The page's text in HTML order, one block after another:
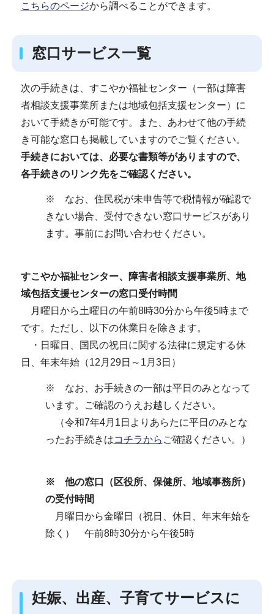
こちらのページから調べることができます。
窓口サービス一覧
次の手続きは、すこやか福祉センター（一部は障害
者相談支援事業所または地域包括支援センター）に
おいて手続きが可能です。また、あわせて他の手続
き可能な窓口も掲載していますのでご覧ください。
手続きにおいては、必要な書類等がありますので、
各手続きのリンク先をご確認ください。
※ なお、住民税が未申告等で税情報が確認で
きない場合、受付できない窓口サービスがあり
ます。事前にお問い合わせください。
すこやか福祉センター、障害者相談支援事業所、地
域包括支援センターの窓口受付時間
月曜日から土曜日の午前8時30分から午後5時まで
です。ただし、以下の休業日を除きます。
・日曜日、国民の祝日に関する法律に規定する休
日、年末年始（12月29日～1月3日）
※ なお、お手続きの一部は平日のみとなって
います。ご確認のうえお越しください。
（令和7年4月1日よりあらたに平日のみとな
ったお手続きはコチラから ご確認ください。）
※ 他の窓口（区役所、保健所、地域事務所）
の受付時間
月曜日から金曜日（祝日、休日、年末年始を
除く） 午前8時30分から午後5時
妊娠、出産、子育てサービスに